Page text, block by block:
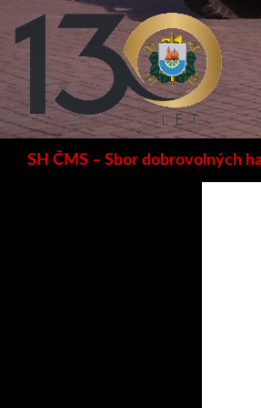
SH ČMS – Sbor dobrovolných